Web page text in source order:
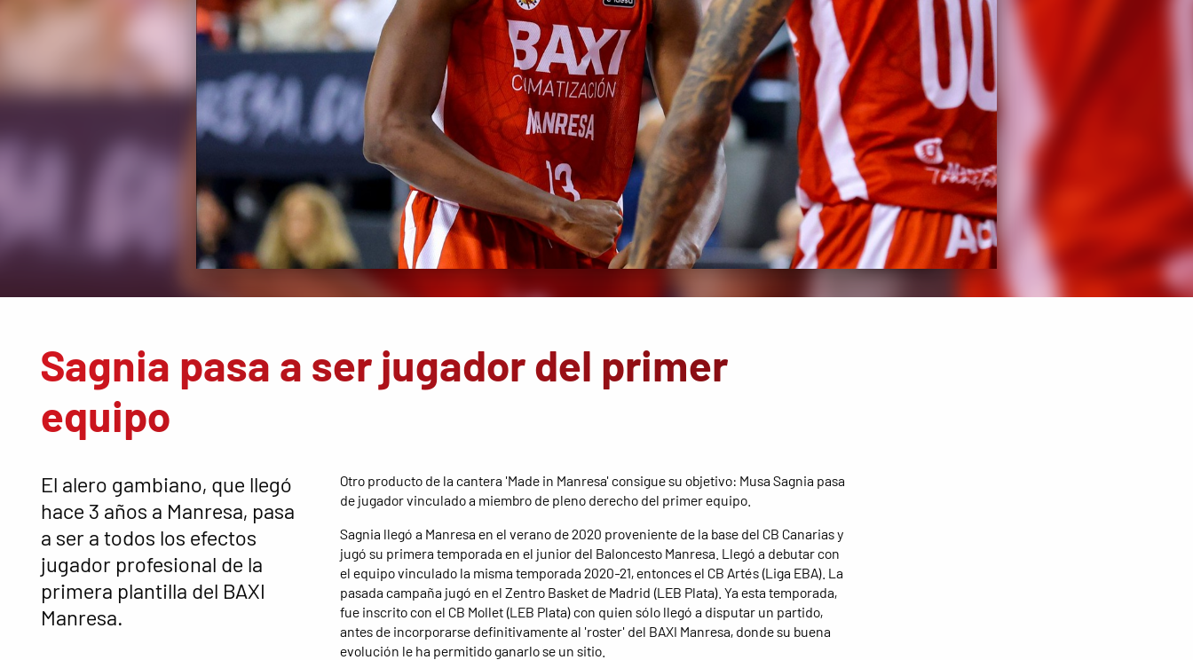
Sagnia pasa a ser jugador del primer
equipo
El alero gambiano, que llegó
hace 3 años a Manresa, pasa
a ser a todos los efectos
jugador profesional de la
primera plantilla del BAXI
Manresa.
Otro producto de la cantera 'Made in Manresa' consigue su objetivo: Musa Sagnia pasa
de jugador vinculado a miembro de pleno derecho del primer equipo.
Sagnia llegó a Manresa en el verano de 2020 proveniente de la base del CB Canarias y
jugó su primera temporada en el junior del Baloncesto Manresa. Llegó a debutar con
el equipo vinculado la misma temporada 2020-21, entonces el CB Artés (Liga EBA). La
pasada campaña jugó en el Zentro Basket de Madrid (LEB Plata). Ya esta temporada,
fue inscrito con el CB Mollet (LEB Plata) con quien sólo llegó a disputar un partido,
antes de incorporarse definitivamente al 'roster' del BAXI Manresa, donde su buena
evolución le ha permitido ganarlo se un sitio.